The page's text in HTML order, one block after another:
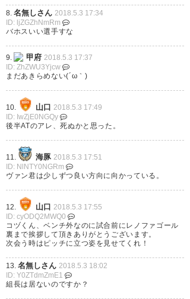
— てんぽて (tenpote_to)2018,
5月 3
ったのねー。画面見て一瞬混乱
したw
— ささやん (sasayan_45)
5月 3
レノファ山口 vsヴァンフォーレ
甲府 1-1 渡辺広大のヘッドとゴ
ール間際の守りに痺れた⚡️⚡️⚡️
https://t.co/fKMOMknJIC
8. 名無しさん 2018.5.3 17:34
ID: ljZGZhNmRm
バホスいい選手すな
9. 甲府 2018.5.3 17:37
ID: ZhZWU3Yjcw
まだあきらめない(´ω｀)
10. 山口 2018.5.3 17:49
ID: IwZjE0NGQy
後半ATのアレ、死ぬかと思った。
11. 海豚 2018.5.3 17:51
ID: NlNTY0NGRm
ヴァン君は少しずつ良い方向に向かっている。
12. 山口 2018.5.3 17:55
ID: cyODQ2MWQ0
コヅくん、ベンチ外なのに試合前にレノファゴール
裏まで挨拶して頂きありがとうございます。
次会う時はピッチに立つ姿を見せてくれ！
13. 名無しさん 2018.5.3 18:02
ID: Y0ZTdmZmE1
組長は居ないのですか？